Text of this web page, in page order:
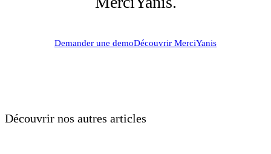
Demander une demoDécouvrir MerciYanis
Découvrir nos autres articles